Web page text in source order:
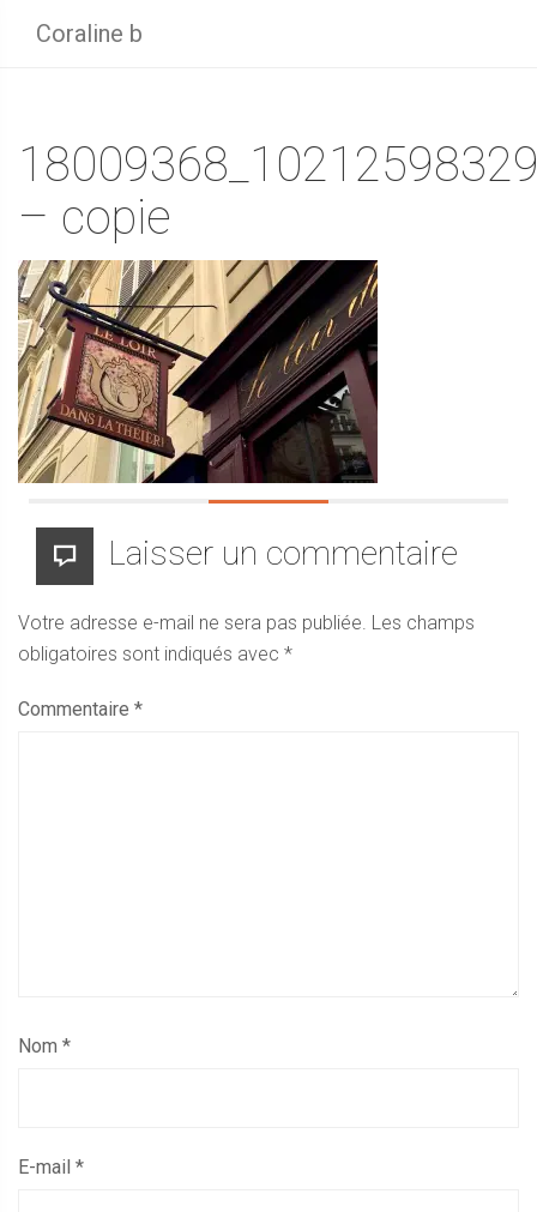
Coraline b
– copie
Laisser un commentaire
Votre adresse e-mail ne sera pas publiée. Les champs
obligatoires sont indiqués avec *
Commentaire *
Nom *
E-mail *